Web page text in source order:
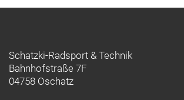
Schatzki-Radsport & Technik
Bahnhofstraße 7F
04758 Oschatz